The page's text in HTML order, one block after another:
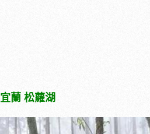
宜蘭 松蘿湖